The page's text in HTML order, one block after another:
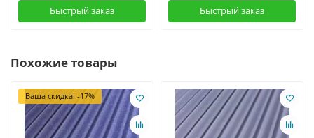
Быстрый заказ Быстрый заказ
Похожие товары
Ваша скидка: -17%